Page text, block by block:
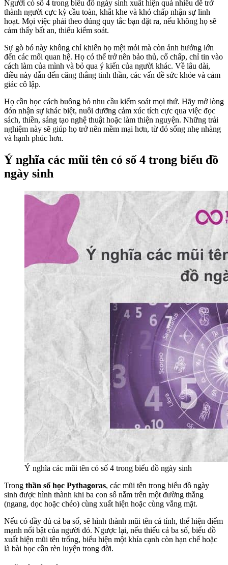
Người có số 4 trong biểu đồ ngày sinh xuất hiện quá nhiều dễ trở
thành người cực kỳ cầu toàn, khắt khe và khó chấp nhận sự linh
hoạt. Mọi việc phải theo đúng quy tắc bạn đặt ra, nếu không họ sẽ
cảm thấy bất an, thiếu kiểm soát.
Sự gò bó này không chỉ khiến họ mệt mỏi mà còn ảnh hưởng lớn
đến các mối quan hệ. Họ có thể trở nên bảo thủ, cố chấp, chỉ tin vào
cách làm của mình và bỏ qua ý kiến của người khác. Về lâu dài,
điều này dẫn đến căng thẳng tinh thần, các vấn đề sức khỏe và cảm
giác cô lập.
Họ cần học cách buông bỏ nhu cầu kiểm soát mọi thứ. Hãy mở lòng
đón nhận sự khác biệt, nuôi dưỡng cảm xúc tích cực qua việc đọc
sách, thiền, sáng tạo nghệ thuật hoặc làm thiện nguyện. Những trải
nghiệm này sẽ giúp họ trở nên mềm mại hơn, từ đó sống nhẹ nhàng
và hạnh phúc hơn.
Ý nghĩa các mũi tên có số 4 trong biểu đồ
ngày sinh
Ý nghĩa các mũi tên có số 4 trong biểu đồ ngày sinh
Trong thần số học Pythagoras, các mũi tên trong biểu đồ ngày
sinh được hình thành khi ba con số nằm trên một đường thẳng
(ngang, dọc hoặc chéo) cùng xuất hiện hoặc cùng vắng mặt.
Nếu có đầy đủ cả ba số, sẽ hình thành mũi tên cá tính, thể hiện điểm
mạnh nổi bật của người đó. Ngược lại, nếu thiếu cả ba số, biểu đồ
xuất hiện mũi tên trống, biểu hiện một khía cạnh còn hạn chế hoặc
là bài học cần rèn luyện trong đời.